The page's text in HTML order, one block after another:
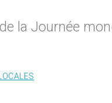
la Journée